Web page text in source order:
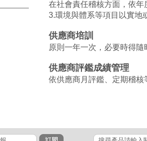
在社會責任稽核方面，依
3.環境與體系等項目以實地
供應商培訓
原則一年一次，必要時得
供應商評鑑成績管理
依供應商月評鑑、定期稽